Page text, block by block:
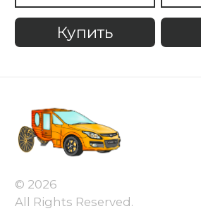
Купить
© 2026
All Rights Reserved.